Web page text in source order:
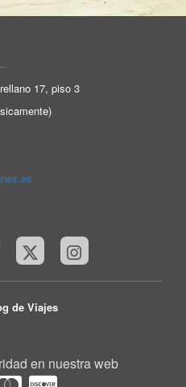
17, piso 3
de Viajes
en nuestra web